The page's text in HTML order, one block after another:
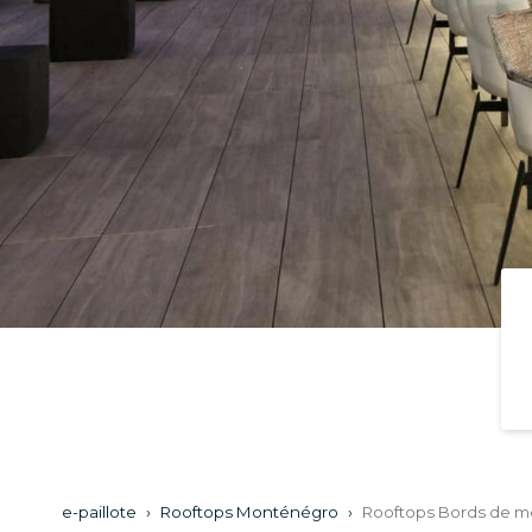
e-paillote › Rooftops Monténégro › Rooftops Bords de